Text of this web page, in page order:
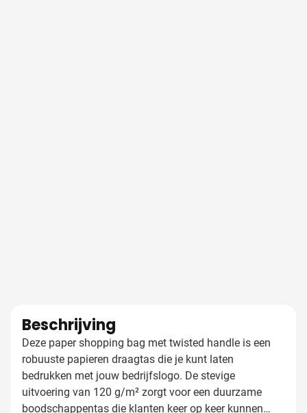
Beschrijving
Deze paper shopping bag met twisted handle is een
robuuste papieren draagtas die je kunt laten
bedrukken met jouw bedrijfslogo. De stevige
uitvoering van 120 g/m² zorgt voor een duurzame
boodschappentas die klanten keer op keer kunnen